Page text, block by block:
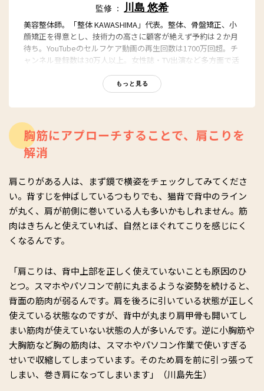
監修 ： 川島 悠希
美容整体師。「整体 KAWASHIMA」代表。整体、骨盤矯正、小
顔矯正を得意とし、技術力の高さに顧客が絶えず予約は２か月
待ち。YouTubeのセルフケア動画の再生回数は1700万回超。チ
ャンネル登録数は30万人以上。女性誌・TV出演など多方面で活
https://www.seitai-kawashima.com/
もっと見る
胸筋にアプローチすることで、肩こりを
解消
肩こりがある人は、まず鏡で横姿をチェックしてみてくださ
い。背すじを伸ばしているつもりでも、猫背で背中のライン
が丸く、肩が前側に巻いている人も多いかもしれません。筋
肉はきちんと使えていれば、自然とほぐれてこりを感じにく
くなるんです。
「肩こりは、背中上部を正しく使えていないことも原因のひ
とつ。スマホやパソコンで前に丸まるような姿勢を続けると、
背面の筋肉が弱るんです。肩を後ろに引いている状態が正しく
使えている状態なのですが、背中が丸まり肩甲骨も開いてし
まい筋肉が使えていない状態の人が多いんです。逆に小胸筋や
大胸筋など胸の筋肉は、スマホやパソコン作業で使いすぎる
せいで収縮してしまっています。そのため肩を前に引っ張って
しまい、巻き肩になってしまいます」（川島先生）